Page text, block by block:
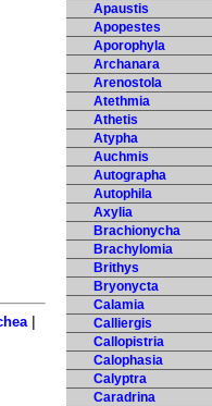
|
Apaustis
Apopestes
Aporophyla
Archanara
Arenostola
Atethmia
Athetis
Atypha
Auchmis
Autographa
Autophila
Axylia
Brachionycha
Brachylomia
Brithys
Bryonycta
Calamia
Calliergis
Callopistria
Calophasia
Calyptra
Caradrina